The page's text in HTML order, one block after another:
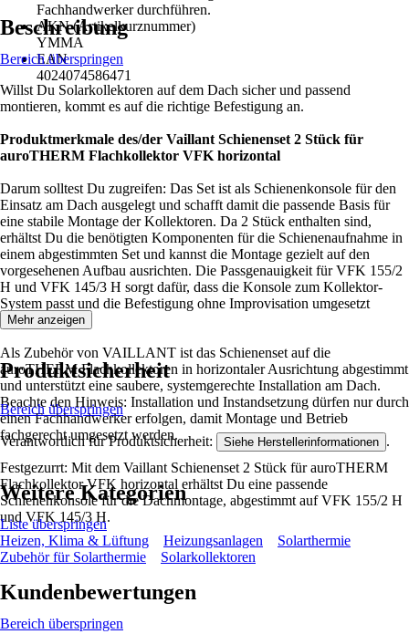
Fachhandwerker durchführen.
AKN (Artikelkurznummer)
YMMA
EAN
4024074586471
Beschreibung
Bereich überspringen
Willst Du Solarkollektoren auf dem Dach sicher und passend
montieren, kommt es auf die richtige Befestigung an.
Produktmerkmale des/der Vaillant Schienenset 2 Stück für
auroTHERM Flachkollektor VFK horizontal
Darum solltest Du zugreifen: Das Set ist als Schienenkonsole für den
Einsatz am Dach ausgelegt und schafft damit die passende Basis für
eine stabile Montage der Kollektoren. Da 2 Stück enthalten sind,
erhältst Du die benötigten Komponenten für die Schienenaufnahme in
einem abgestimmten Set und kannst die Montage gezielt auf den
vorgesehenen Aufbau ausrichten. Die Passgenauigkeit für VFK 155/2
H und VFK 145/3 H sorgt dafür, dass die Konsole zum Kollektor-
System passt und die Befestigung ohne Improvisation umgesetzt
werden kann.
Als Zubehör von VAILLANT ist das Schienenset auf die
auroTHERM Flachkollektoren in horizontaler Ausrichtung abgestimmt
und unterstützt eine saubere, systemgerechte Installation am Dach.
Beachte den Hinweis: Installation und Instandsetzung dürfen nur durch
einen Fachhandwerker erfolgen, damit Montage und Betrieb
fachgerecht umgesetzt werden.
Festgezurrt: Mit dem Vaillant Schienenset 2 Stück für auroTHERM
Flachkollektor VFK horizontal erhältst Du eine passende
Schienenkonsole für die Dachmontage, abgestimmt auf VFK 155/2 H
und VFK 145/3 H.
Mehr anzeigen
Produktsicherheit
Bereich überspringen
Verantwortlich für Produktsicherheit: Siehe Herstellerinformationen .
Weitere Kategorien
Liste überspringen
Heizen, Klima & Lüftung
Heizungsanlagen
Solarthermie
Zubehör für Solarthermie
Solarkollektoren
Kundenbewertungen
Bereich überspringen